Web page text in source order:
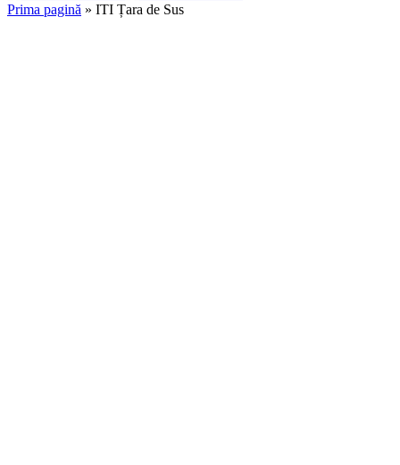
Prima pagină » ITI Țara de Sus